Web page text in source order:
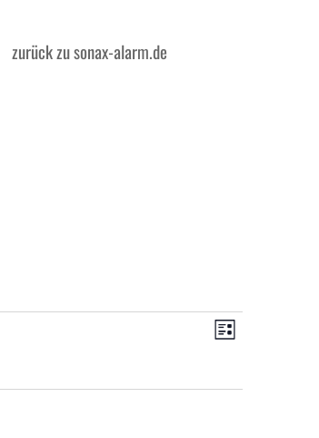
zurück zu sonax-alarm.de
Ansichten-
Navigation
Ansichten-
Liste